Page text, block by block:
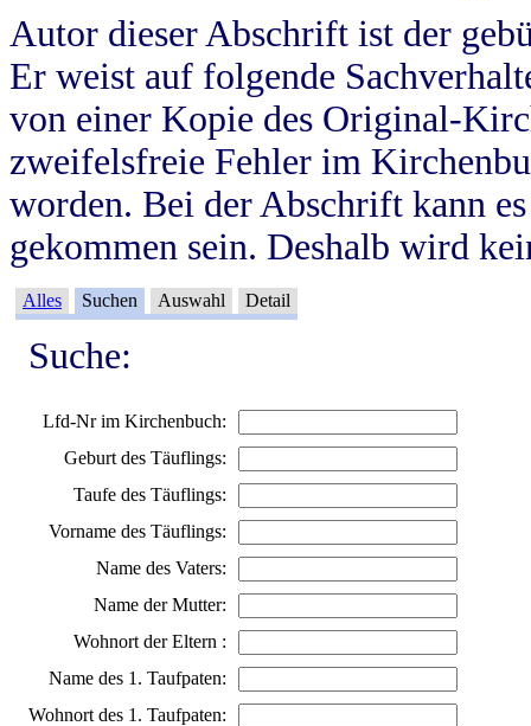
Autor dieser Abschrift ist der
Er weist auf folgende
von einer Kopie des Original-
zweifelsfreie Fehler im
worden. Bei der Abschrift kann
gekommen sein. Deshalb wird
Alles Suchen Auswahl Detail
Suche:
Lfd-Nr im Kirchenbuch:
Geburt des Täuflings:
Taufe des Täuflings:
Vorname des Täuflings:
Name des Vaters:
Name der Mutter:
Wohnort der Eltern :
Name des 1. Taufpaten:
Wohnort des 1. Taufpaten: